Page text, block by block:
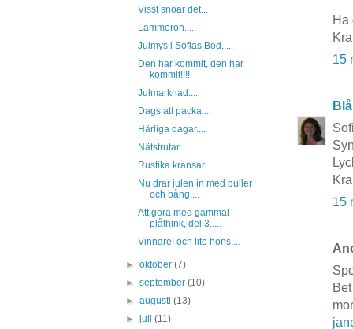
Ha
15
15
Visst snöar det...
Lammöron.....
Julmys i Sofias Bod.....
Den har kommit, den har
kommit!!!!
Julmarknad....
Dags att packa....
Härliga dagar....
Nätstrutar.....
Rustika kransar....
Nu drar julen in med buller
och bång....
Att göra med gammal
plåthink, del 3.....
Vinnare! och lite höns....
►oktober(7)
►september(10)
►augusti(13)
►juli(11)